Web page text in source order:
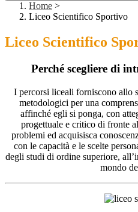
Home >
Liceo Scientifico Sportivo
Liceo Scientifico
Perché scegliere di
I percorsi liceali forniscono allo
metodologici per una
affinché egli si ponga, con
progettuale e critico di fronte
problemi ed acquisisca
con le capacità e le scelte
degli studi di ordine superiore,
mondo